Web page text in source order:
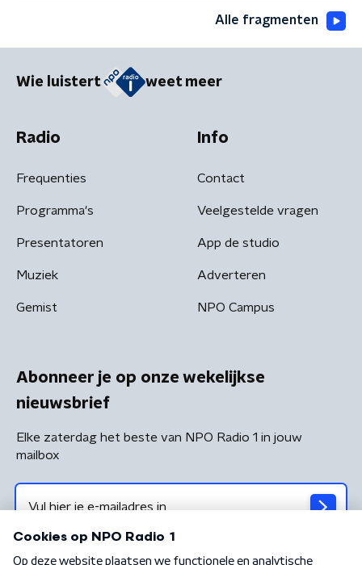
Alle fragmenten
Wie luistert weet meer
Radio
Frequenties
Programma's
Presentatoren
Muziek
Gemist
Info
Contact
Veelgestelde vragen
App de studio
Adverteren
NPO Campus
Abonneer je op onze wekelijkse
nieuwsbrief
Elke zaterdag het beste van NPO Radio 1 in jouw
mailbox